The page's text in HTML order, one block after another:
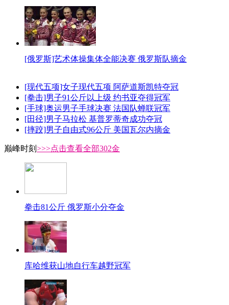
[俄罗斯]艺术体操集体全能决赛 俄罗斯队摘金
[现代五项]女子现代五项 阿萨道斯凯特夺冠
[拳击]男子91公斤以上级 约书亚夺得冠军
[手球]奥运男子手球决赛 法国队蝉联冠军
[田径]男子马拉松 基普罗蒂奇成功夺冠
[摔跤]男子自由式96公斤 美国瓦尔内摘金
巅峰时刻 >>>点击查看全部302金
拳击81公斤 俄罗斯小分夺金
库哈维获山地自行车越野冠军